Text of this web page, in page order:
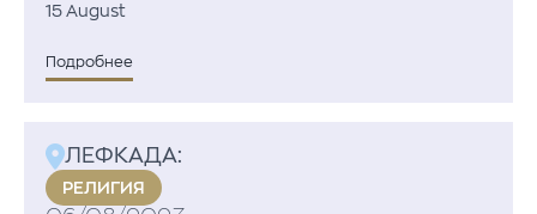
15 August
Подробнее
ЛЕФКАДА:
PEЛИГИЯ